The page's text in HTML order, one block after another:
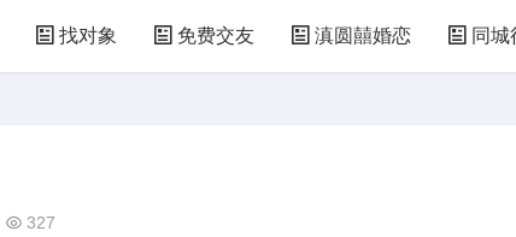
找对象 免费交友 滇圆囍婚恋 同城
327